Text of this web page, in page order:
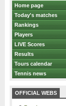
Home page
Today's matches
Rankings
Players
LIVE Scores
Results
Tours calendar
Tennis news
OFFICIAL WEBS